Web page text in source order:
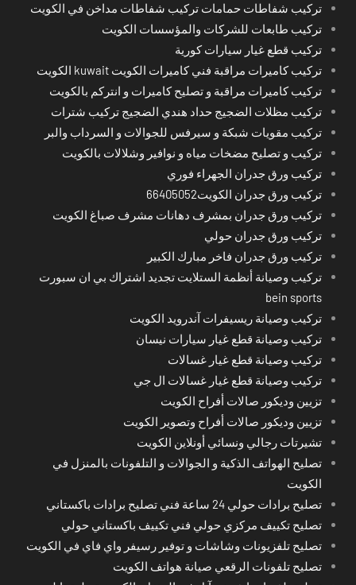
تركيب شفاطات حمامات تركيب شفاطات مداخن في الكويت
تركيب طابعات للشركات والمؤسسات الكويت
تركيب قطع غيار سيارات كورية
تركيب كاميرات مراقبة فني كاميرات الكويت kuwait الكويت
تركيب كاميرات مراقبة و تصليح كاميرات و انتركم بالكويت
تركيب مظلات الضجيج حداد هندي الضجيج تركيب شترات
تركيب مقويات شبكة و سيرفس للجوالات و السرداب والبر
تركيب و تصليح مضخات مياه و نوافير وشلالات بالكويت
تركيب ورق جدران الجهراء فوري
تركيب ورق جدران الكويت66405052
تركيب ورق جدران بمشرف دهانات مشرف صباغ الكويت
تركيب ورق جدران حولي
تركيب ورق جدران فاخر مبارك الكبير
تركيب وصيانة أنظمة الستلايت تجديد اشتراك بي ان سبورت
bein sports
تركيب وصيانة ريسيفرات آندرويد الكويت
تركيب وصيانة قطع غيار سيارات نيسان
تركيب وصيانة قطع غيار غسالات
تركيب وصيانة قطع غيار غسالات ال جي
تزيين وديكور صالات أفراح الكويت
تزيين وديكور صالات أفراح وتصوير الكويت
تشيرتات رجالي ونسائي أونلاين الكويت
تصليح الهواتف الذكية و الجوالات و التلفونات بالمنزل في
الكويت
تصليح برادات حولي 24 ساعة فني تصليح برادات باكستاني
تصليح تكييف مركزي حولي فني تكييف باكستاني حولي
تصليح تلفزيونات وشاشات و توفير رسيفر واي فاي في الكويت
تصليح تلفونات الرقعي صيانة هواتف الكويت